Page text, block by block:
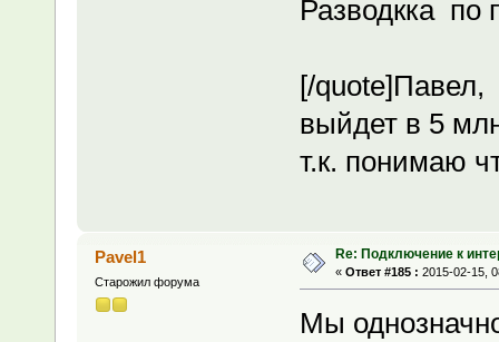
Разводкка по
[/quote]Павел,
выйдет в 5
т.к. понимаю
Pavel1
Старожил форума
Re: Подключение к
« Ответ #185 : 2015-02-15,
Мы